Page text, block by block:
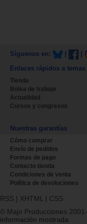
Síguenos en:
Enlaces rápidos a
Tienda
Bolsa de trabajo
Actualidad
Cursos y congresos
Nuestras garantías
Cómo comprar
Envío de pedidos
Formas de pago
Contacto tienda
Condiciones de venta
Política de devoluciones
RSS | XHTML | CSS
© Majo Producciones
información mostrada